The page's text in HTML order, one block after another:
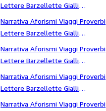
Lettere Barzellette Gialli
Fantascienza sinfonia
Narrativa Aforismi Viaggi Proverbi
Lettere Barzellette Gialli
Fantascienza Socrate
Narrativa Aforismi Viaggi Proverbi
Lettere Barzellette Gialli
Fantascienza Sogni
Narrativa Aforismi Viaggi Proverbi
Lettere Barzellette Gialli
Fantascienza sogno
Narrativa Aforismi Viaggi Proverbi